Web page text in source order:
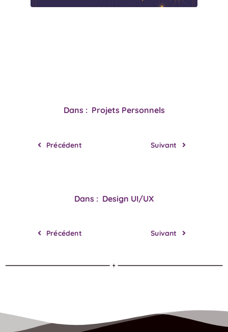
Dans : Projets Personnels
Précédent Suivant
Dans : Design UI/UX
Précédent Suivant